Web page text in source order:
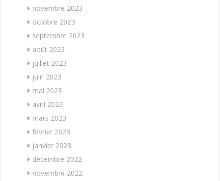
novembre 2023
octobre 2023
septembre 2023
août 2023
juillet 2023
juin 2023
mai 2023
avril 2023
mars 2023
février 2023
janvier 2023
décembre 2022
novembre 2022